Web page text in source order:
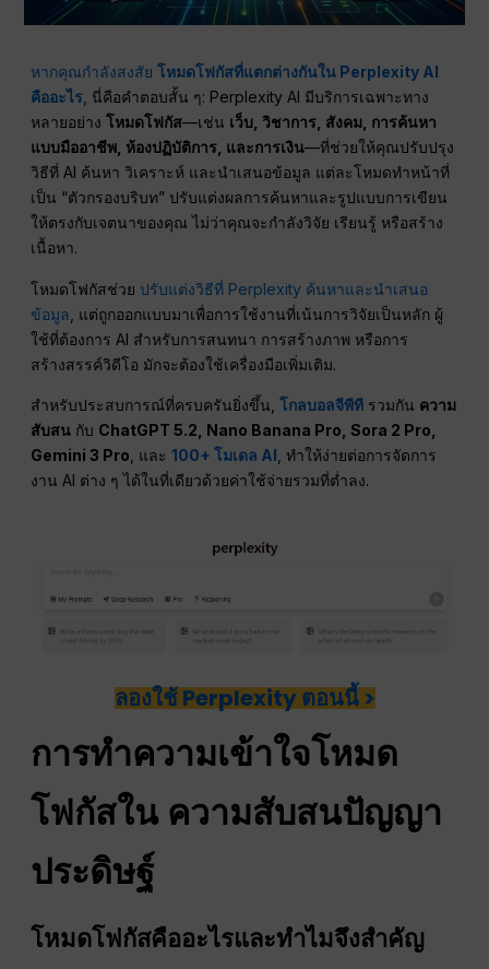
หากคุณกำลังสงสัยโหมดโฟกัสที่แตกต่างกันใน Perplexity AI
คืออะไร , นี่คือคำตอบสั้น ๆ: Perplexity AI มีบริการเฉพาะทาง
หลายอย่างโหมดโฟกัส—เช่น เว็บ, วิชาการ, สังคม, การค้นหา
แบบมืออาชีพ, ห้องปฏิบัติการ, และการเงิน—ที่ช่วยให้คุณปรับปรุง
วิธีที่ AI ค้นหา วิเคราะห์ และนำเสนอข้อมูล แต่ละโหมดทำหน้าที่
เป็น “ตัวกรองบริบท” ปรับแต่งผลการค้นหาและรูปแบบการเขียน
ให้ตรงกับเจตนาของคุณ ไม่ว่าคุณจะกำลังวิจัย เรียนรู้ หรือสร้าง
เนื้อหา.
โหมดโฟกัสช่วย ปรับแต่งวิธีที่ Perplexity ค้นหาและนำเสนอ
ข้อมูล , แต่ถูกออกแบบมาเพื่อการใช้งานที่เน้นการวิจัยเป็นหลัก ผู้
ใช้ที่ต้องการ AI สำหรับการสนทนา การสร้างภาพ หรือการ
สร้างสรรค์วิดีโอ มักจะต้องใช้เครื่องมือเพิ่มเติม.
สำหรับประสบการณ์ที่ครบครันยิ่งขึ้น,โกลบอลจีพีที รวมกัน ความ
สับสน กับ ChatGPT 5.2, Nano Banana Pro, Sora 2 Pro,
Gemini 3 Pro , และ100+ โมเดล AI , ทำให้ง่ายต่อการจัดการ
งาน AI ต่าง ๆ ได้ในที่เดียวด้วยค่าใช้จ่ายรวมที่ต่ำลง.
ลองใช้ Perplexity ตอนนี้ >
การทำความเข้าใจโหมด
โฟกัสใน ความสับสนปัญญา
ประดิษฐ์
โหมดโฟกัสคืออะไรและทำไมจึงสำคัญ